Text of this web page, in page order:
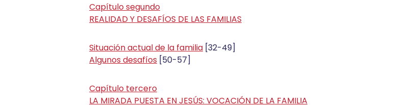
Capítulo segundo
REALIDAD Y DESAFÍOS DE LAS FAMILIAS
Situación actual de la familia [32-49]
Algunos desafíos [50-57]
Capítulo tercero
LA MIRADA PUESTA EN JESÚS: VOCACIÓN DE LA FAMILIA